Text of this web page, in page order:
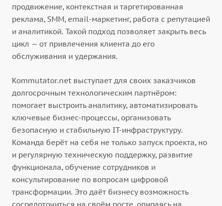
продвижение, контекстная и таргетированная
реклама, SMM, email-маркетинг, работа с репутацией
и аналитикой. Такой подход позволяет закрыть весь
цикл — от привлечения клиента до его
обслуживания и удержания.
Kommutator.net выступает для своих заказчиков
долгосрочным технологическим партнёром:
помогает выстроить аналитику, автоматизировать
ключевые бизнес-процессы, организовать
безопасную и стабильную IT-инфраструктуру.
Команда берёт на себя не только запуск проекта, но
и регулярную техническую поддержку, развитие
функционала, обучение сотрудников и
консультирование по вопросам цифровой
трансформации. Это даёт бизнесу возможность